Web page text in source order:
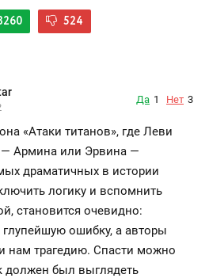
524
Да 1 Нет 3
«Атаки титанов», где Леви
— Армина или Эрвина —
драматичных в истории
логику и вспомнить
становится очевидно:
ошибку, а авторы
нам трагедию. Спасти можно
был выглядеть